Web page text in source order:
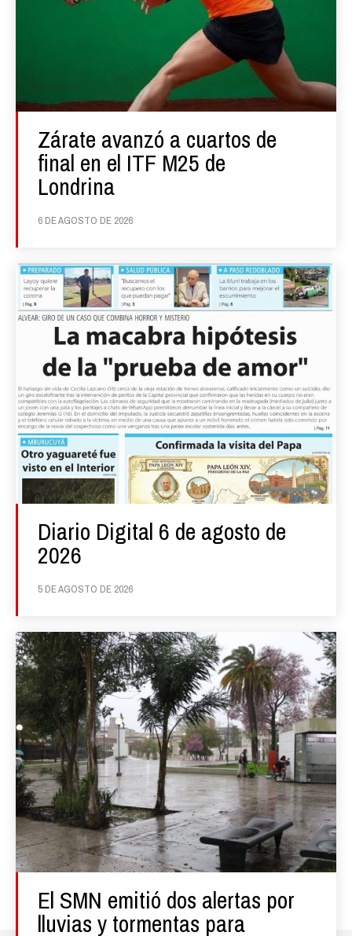
Zárate avanzó a cuartos de
final en el ITF M25 de
Londrina
6 DE AGOSTO DE 2026
Diario Digital 6 de agosto de
2026
5 DE AGOSTO DE 2026
El SMN emitió dos alertas por
lluvias y tormentas para